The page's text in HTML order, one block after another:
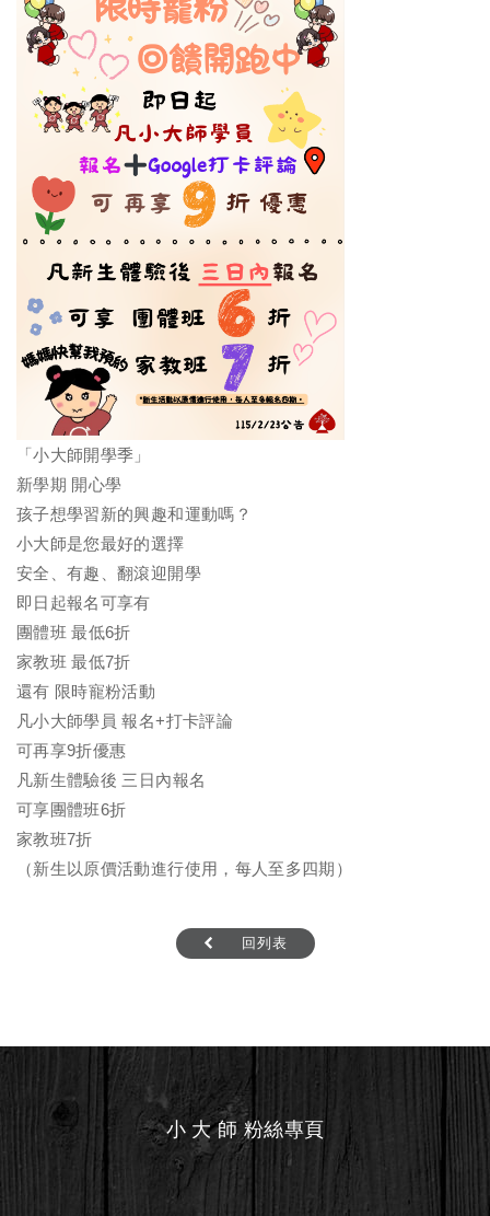
「小大師開學季」
新學期 開心學
孩子想學習新的興趣和運動嗎？
小大師是您最好的選擇
安全、有趣、翻滾迎開學
即日起報名可享有
團體班 最低6折
家教班 最低7折
還有 限時寵粉活動
凡小大師學員 報名+打卡評論
可再享9折優惠
凡新生體驗後 三日內報名
可享團體班6折
家教班7折
（新生以原價活動進行使用，每人至多四期）
回列表
小 大 師 粉絲專頁